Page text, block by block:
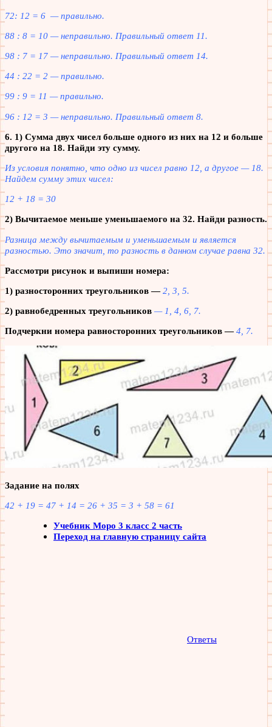
72: 12 = 6 — правильно.
88 : 8 = 10 — неправильно. Правильный ответ 11.
98 : 7 = 17 — неправильно. Правильный ответ 14.
44 : 22 = 2 — правильно.
99 : 9 = 11 — правильно.
96 : 12 = 3 — неправильно. Правильный ответ 8.
6. 1) Сумма двух чисел больше одного из них на 12 и больше
другого на 18. Найди эту сумму.
Из условия понятно, что одно из чисел равно 12, а другое — 18.
Найдем сумму этих чисел:
12 + 18 = 30
2) Вычитаемое меньше уменьшаемого на 32. Найди разность.
Разница между вычитаемым и уменьшаемым и является
разностью. Это значит, то разность в данном случае равна 32.
Рассмотри рисунок и выпиши номера:
1) разносторонних треугольников —2, 3, 5.
2) равнобедренных треугольников — 1, 4, 6, 7.
Подчеркни номера равносторонних треугольников —4, 7.
Задание на полях
42 + 19 = 47 + 14 = 26 + 35 = 3 + 58 = 61
Учебник Моро 3 класс 2 часть
Переход на главную страницу сайта
Ответы